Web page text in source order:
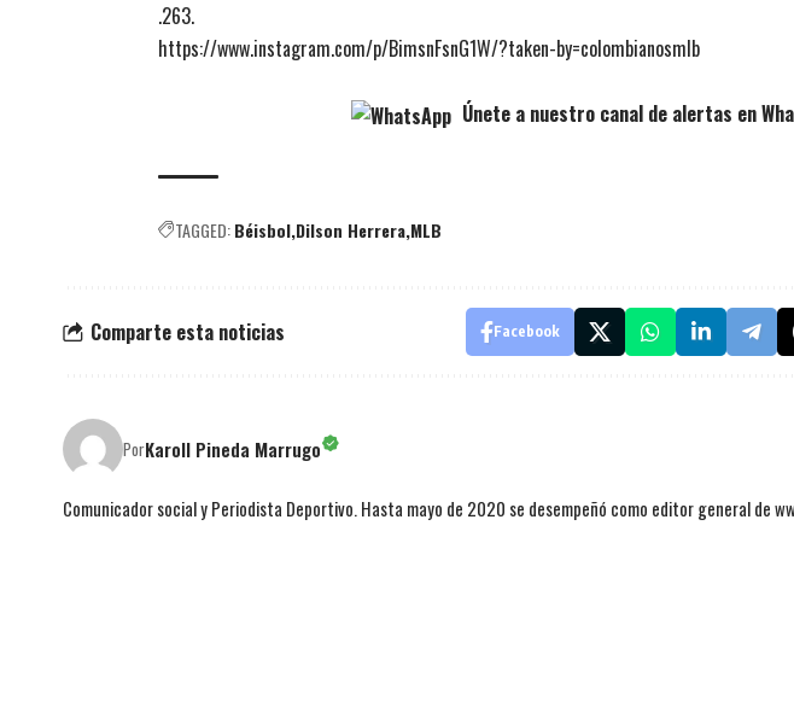
.263.
https://www.instagram.com/p/BimsnFsnG1W/?taken-by=colombianosmlb
Únete a nuestro canal de alertas en
TAGGED:Béisbol Dilson Herrera MLB
Comparte esta noticias Facebook
PorKaroll Pineda Marrugo
Comunicador social y Periodista Deportivo. Hasta mayo de 2020 se desempeñó como editor general de